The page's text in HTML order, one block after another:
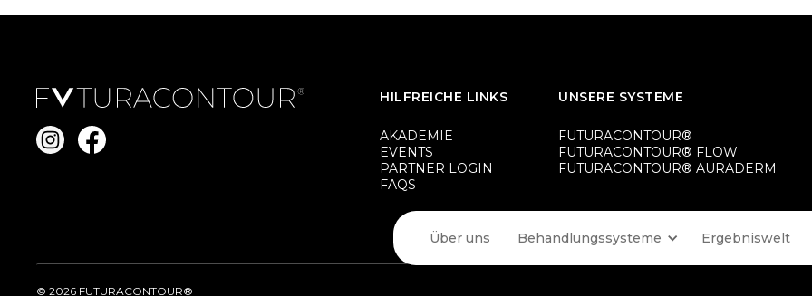
HILFREICHE LINKS
AKADEMIE
EVENTS
PARTNER LOGIN
FAQS
Über uns Behandlungssysteme Ergebniswelt
UNSERE SYSTEME
FUTURACONTOUR®
FUTURACONTOUR® FLOW
FUTURACONTOUR® AURADERM
© 2026 FUTURACONTOUR®